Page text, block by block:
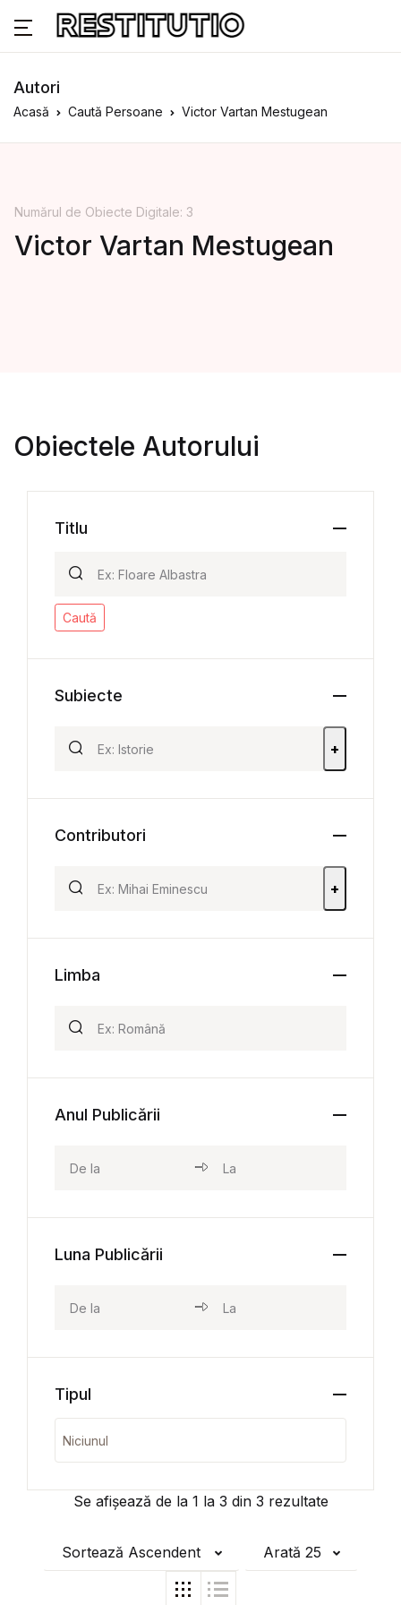
Autori
Acasă Caută Persoane Victor Vartan Mestugean
Numărul de Obiecte Digitale: 3
Victor Vartan Mestugean
Obiectele Autorului
Se afișează de la 1 la 3 din 3 rezultate
Sortează Ascendent Arată 25
Titlu
Caută
Subiecte
+
Contributori
+
Limba
Anul Publicării
Luna Publicării
Tipul